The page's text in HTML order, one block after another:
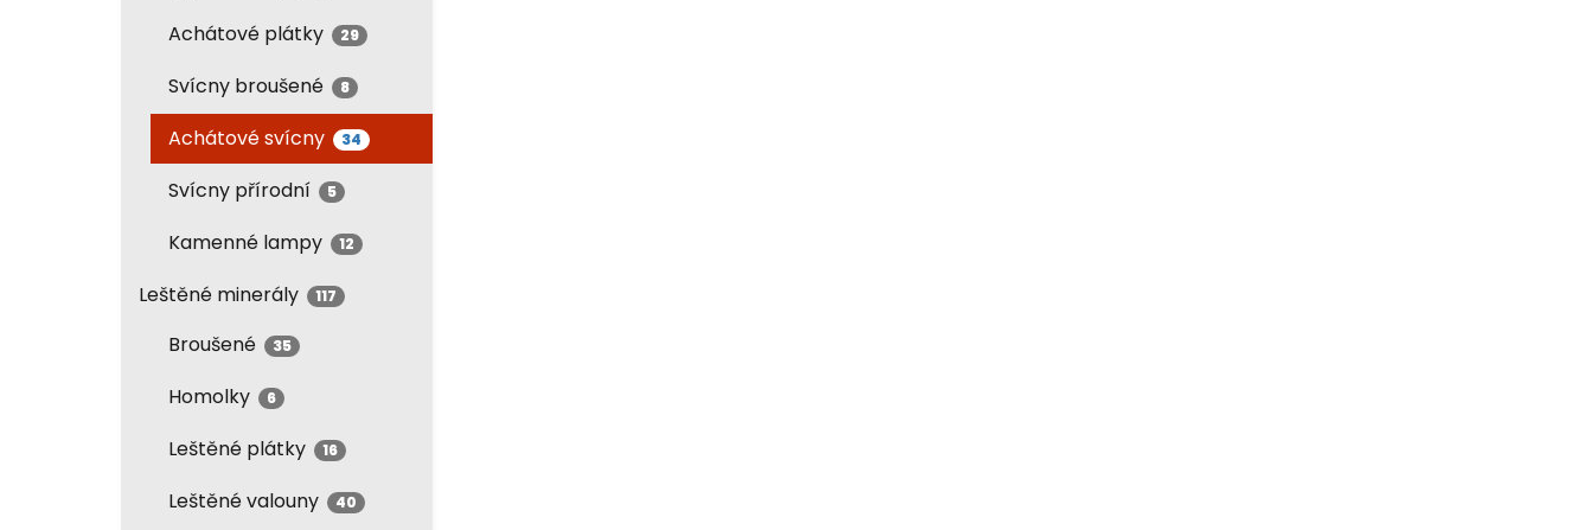
Achátové plátky 29
Svícny broušené 8
Achátové svícny 34
Svícny přírodní 5
Kamenné lampy 12
Leštěné minerály 117
Broušené 35
Homolky 6
Leštěné plátky 16
Leštěné valouny 40